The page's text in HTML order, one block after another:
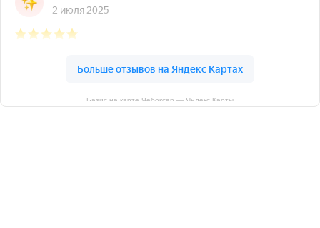
Базис на карте Чебоксар — Яндекс Карты